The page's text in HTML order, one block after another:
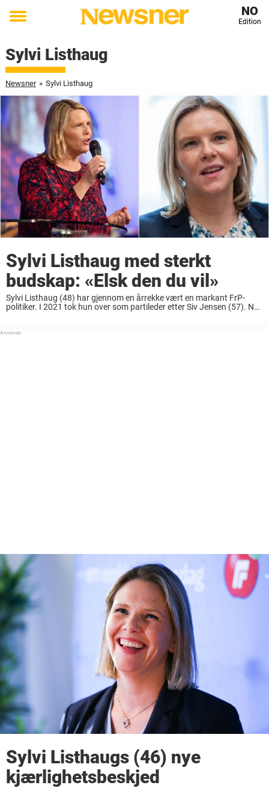
Toggle
NO
Edition
Sylvi Listhaug
Newsner » Sylvi Listhaug
Sylvi Listhaug med sterkt
budskap: «Elsk den du vil»
Sylvi Listhaug (48) har gjennom en årrekke vært en markant FrP-
politiker. I 2021 tok hun over som partileder etter Siv Jensen (57). Nå
Sylvi Listhaugs (46) nye
kjærlighetsbeskjed